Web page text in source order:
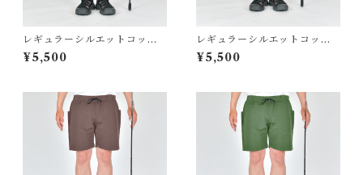
レギュラーシルエットコット
ンナイロンイージーショート
パンツ ターコイズ BW-307
¥5,500
レギュラーシルエットコット
ンナイロンイージーショート
パンツ グレー BW-307FLS
¥5,500